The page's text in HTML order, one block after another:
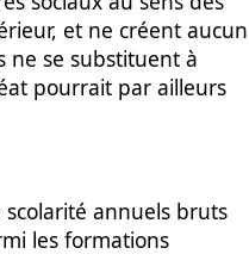
et ne créent aucun
ne se substituent à
pourrait par ailleurs
annuels bruts
les formations